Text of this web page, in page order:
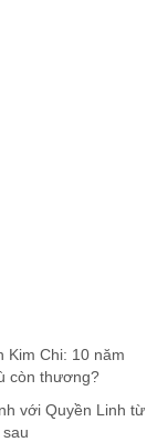
Kim Chi: 10 năm
còn thương?
với Quyền Linh từ